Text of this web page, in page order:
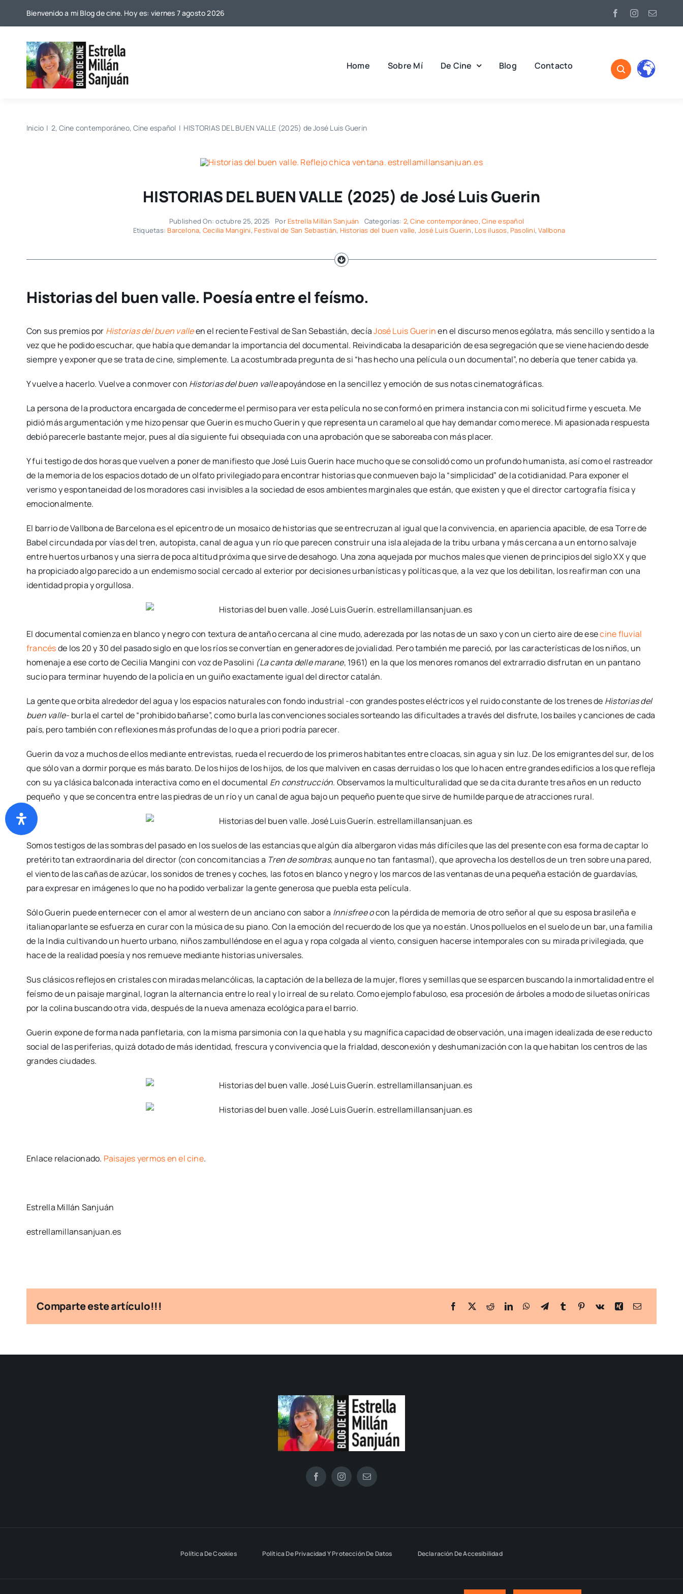
Bienvenido a mi Blog de cine. Hoy es: viernes 7 agosto 2026
Home Sobre Mí De Cine Blog Contacto
Inicio 2 Cine contemporáneo Cine español HISTORIAS DEL BUEN VALLE (2025) de José Luis Guerin
HISTORIAS DEL BUEN VALLE (2025) de José Luis Guerin
Published On: octubre 25, 2025 Por Estrella Millán Sanjuán Categorías: 2,Cine contemporáneo,Cine español
Etiquetas: Barcelona, Cecilia Mangini, Festival de San Sebastián, Historias del buen valle, José Luis Guerin, Los ilusos, Pasolini,Vallbona
Historias del buen valle. Poesía entre el feísmo.
Con sus premios por Historias del buen valleen el reciente Festival de San Sebastián, decíaJosé Luis Guerinen el discurso menos ególatra, más sencillo y sentido a la
vez que he podido escuchar, que había que demandar la importancia del documental. Reivindicaba la desaparición de esa segregación que se viene haciendo desde
siempre y exponer que se trata de cine, simplemente. La acostumbrada pregunta de si “has hecho una película o un documental”, no debería que tener cabida ya.
Y vuelve a hacerlo. Vuelve a conmover con Historias del buen valleapoyándose en la sencillez y emoción de sus notas cinematográficas.
La persona de la productora encargada de concederme el permiso para ver esta película no se conformó en primera instancia con mi solicitud firme y escueta. Me
pidió más argumentación y me hizo pensar que Guerin es mucho Guerin y que representa un caramelo al que hay demandar como merece. Mi apasionada respuesta
debió parecerle bastante mejor, pues al día siguiente fui obsequiada con una aprobación que se saboreaba con más placer.
Y fui testigo de dos horas que vuelven a poner de manifiesto que José Luis Guerin hace mucho que se consolidó como un profundo humanista, así como el rastreador
de la memoria de los espacios dotado de un olfato privilegiado para encontrar historias que conmueven bajo la “simplicidad” de la cotidianidad. Para exponer el
verismo y espontaneidad de los moradores casi invisibles a la sociedad de esos ambientes marginales que están, que existen y que el director cartografía física y
emocionalmente.
El barrio de Vallbona de Barcelona es el epicentro de un mosaico de historias que se entrecruzan al igual que la convivencia, en apariencia apacible, de esa Torre de
Babel circundada por vías del tren, autopista, canal de agua y un río que parecen construir una isla alejada de la tribu urbana y más cercana a un entorno salvaje
entre huertos urbanos y una sierra de poca altitud próxima que sirve de desahogo. Una zona aquejada por muchos males que vienen de principios del siglo XX y que
ha propiciado algo parecido a un endemismo social cercado al exterior por decisiones urbanísticas y políticas que, a la vez que los debilitan, los reafirman con una
identidad propia y orgullosa.
El documental comienza en blanco y negro con textura de antaño cercana al cine mudo, aderezada por las notas de un saxo y con un cierto aire de esecine fluvial
francésde los 20 y 30 del pasado siglo en que los ríos se convertían en generadores de jovialidad. Pero también me pareció, por las características de los niños, un
homenaje a ese corto de Cecilia Mangini con voz de Pasolini (La canta delle marane, 1961) en la que los menores romanos del extrarradio disfrutan en un pantano
sucio para terminar huyendo de la policía en un guiño exactamente igual del director catalán.
La gente que orbita alrededor del agua y los espacios naturales con fondo industrial -con grandes postes eléctricos y el ruido constante de los trenes de Historias del
buen valle- burla el cartel de “prohibido bañarse”, como burla las convenciones sociales sorteando las dificultades a través del disfrute, los bailes y canciones de cada
país, pero también con reflexiones más profundas de lo que a priori podría parecer.
Guerin da voz a muchos de ellos mediante entrevistas, rueda el recuerdo de los primeros habitantes entre cloacas, sin agua y sin luz. De los emigrantes del sur, de los
que sólo van a dormir porque es más barato. De los hijos de los hijos, de los que malviven en casas derruidas o los que lo hacen entre grandes edificios a los que refleja
con su ya clásica balconada interactiva como en el documental En construcción. Observamos la multiculturalidad que se da cita durante tres años en un reducto
pequeño y que se concentra entre las piedras de un río y un canal de agua bajo un pequeño puente que sirve de humilde parque de atracciones rural.
Somos testigos de las sombras del pasado en los suelos de las estancias que algún día albergaron vidas más difíciles que las del presente con esa forma de captar lo
pretérito tan extraordinaria del director (con concomitancias a Tren de sombras, aunque no tan fantasmal), que aprovecha los destellos de un tren sobre una pared,
el viento de las cañas de azúcar, los sonidos de trenes y coches, las fotos en blanco y negro y los marcos de las ventanas de una pequeña estación de guardavías,
para expresar en imágenes lo que no ha podido verbalizar la gente generosa que puebla esta película.
Sólo Guerin puede enternecer con el amor al western de un anciano con sabor a Innisfree ocon la pérdida de memoria de otro señor al que su esposa brasileña e
italianoparlante se esfuerza en curar con la música de su piano. Con la emoción del recuerdo de los que ya no están. Unos polluelos en el suelo de un bar, una familia
de la India cultivando un huerto urbano, niños zambulléndose en el agua y ropa colgada al viento, consiguen hacerse intemporales con su mirada privilegiada, que
hace de la realidad poesía y nos remueve mediante historias universales.
Sus clásicos reflejos en cristales con miradas melancólicas, la captación de la belleza de la mujer, flores y semillas que se esparcen buscando la inmortalidad entre el
feísmo de un paisaje marginal, logran la alternancia entre lo real y lo irreal de su relato. Como ejemplo fabuloso, esa procesión de árboles a modo de siluetas oníricas
por la colina buscando otra vida, después de la nueva amenaza ecológica para el barrio.
Guerin expone de forma nada panfletaria, con la misma parsimonia con la que habla y su magnífica capacidad de observación, una imagen idealizada de ese reducto
social de las periferias, quizá dotado de más identidad, frescura y convivencia que la frialdad, desconexión y deshumanización con la que habitan los centros de las
grandes ciudades.
Enlace relacionado. Paisajes yermos en el cine.
Estrella Millán Sanjuán
estrellamillansanjuan.es
Comparte este artículo!!!
Política De Cookies Política De Privacidad Y Protección De Datos Declaración De Accesibilidad